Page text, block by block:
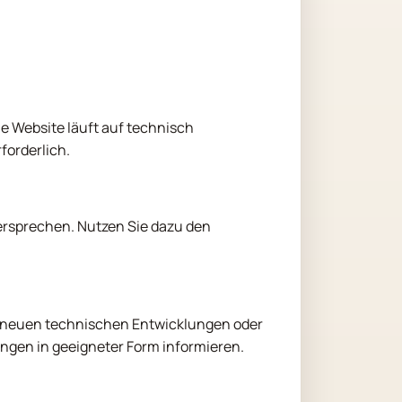
Website läuft auf technisch
Nutzen Sie dazu den
technischen Entwicklungen oder
in geeigneter Form informieren.